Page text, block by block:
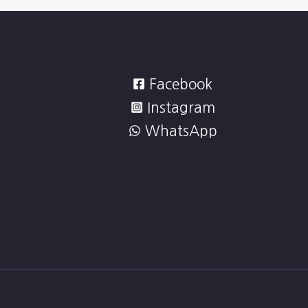
Facebook
Instagram
WhatsApp